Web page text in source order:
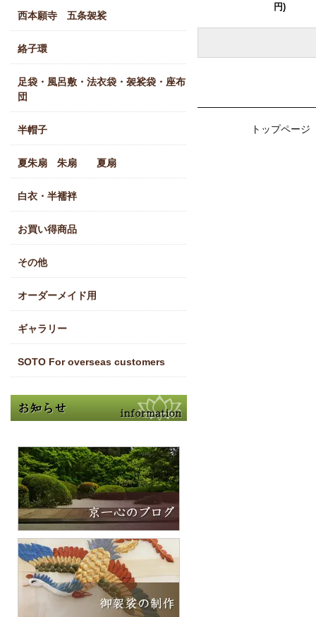
西本願寺 五条袈裟
絡子環
足袋・風呂敷・法衣袋・袈裟袋・座布
団
半帽子
夏朱扇 朱扇 夏扇
白衣・半襦袢
お買い得商品
その他
オーダーメイド用
ギャラリー
SOTO For overseas customers
円)
トップページ